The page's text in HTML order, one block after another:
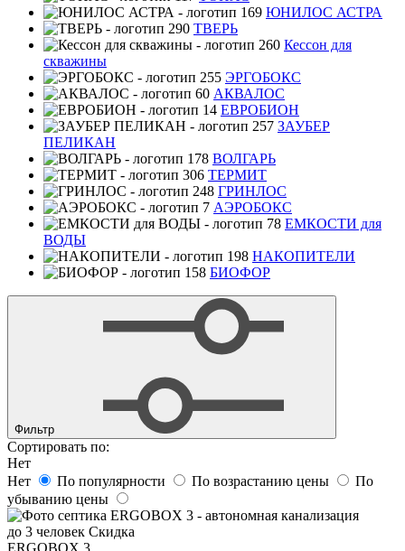
ЮНИЛОС АСТРА
ТВЕРЬ
Кессон для
скважины
ЭРГОБОКС
АКВАЛОС
ЕВРОБИОН
ЗАУБЕР
ПЕЛИКАН
ВОЛГАРЬ
ТЕРМИТ
ГРИНЛОС
АЭРОБОКС
ЕМКОСТИ для
ВОДЫ
НАКОПИТЕЛИ
БИОФОР
Фильтр
Сортировать по:
Нет
Нет
По популярности По возрастанию цены
По
убыванию цены
до 3 человек Скидка